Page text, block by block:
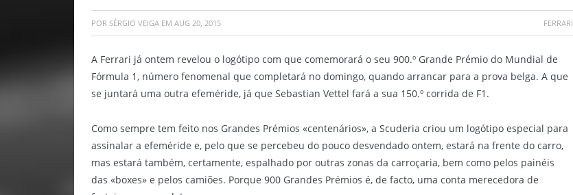
POR SÉRGIO VEIGA EM AUG 20, 2015 FERRARI
A Ferrari já ontem revelou o logótipo com que comemorará o seu 900.º Grande Prémio do Mundial de
Fórmula 1, número fenomenal que completará no domingo, quando arrancar para a prova belga. A que
se juntará uma outra efeméride, já que Sebastian Vettel fará a sua 150.º corrida de F1.
Como sempre tem feito nos Grandes Prémios «centenários», a Scuderia criou um logótipo especial para
assinalar a efeméride e, pelo que se percebeu do pouco desvendado ontem, estará na frente do carro,
mas estará também, certamente, espalhado por outras zonas da carroçaria, bem como pelos painéis
das «boxes» e pelos camiões. Porque 900 Grandes Prémios é, de facto, uma conta merecedora de